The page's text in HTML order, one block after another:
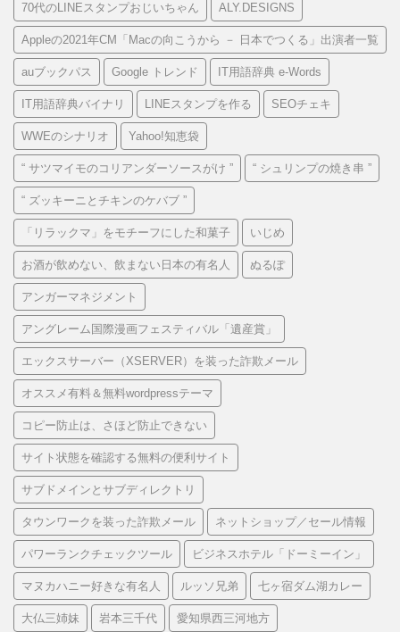
70代のLINEスタンプおじいちゃん ALY.DESIGNS
Appleの2021年CM「Macの向こうから － 日本でつくる」出演者一覧
auブックパス Google トレンド IT用語辞典 e-Words
IT用語辞典バイナリ LINEスタンプを作る SEOチェキ
WWEのシナリオ Yahoo!知恵袋
“ サツマイモのコリアンダーソースがけ ” “ シュリンプの焼き串 ”
“ ズッキーニとチキンのケバブ ”
「リラックマ」をモチーフにした和菓子 いじめ
お酒が飲めない、飲まない日本の有名人 ぬるぽ
アンガーマネジメント
アングレーム国際漫画フェスティバル「遺産賞」
エックスサーバー（XSERVER）を装った詐欺メール
オススメ有料＆無料wordpressテーマ
コピー防止は、さほど防止できない
サイト状態を確認する無料の便利サイト
サブドメインとサブディレクトリ
タウンワークを装った詐欺メール ネットショップ／セール情報
パワーランクチェックツール ビジネスホテル「ドーミーイン」
マヌカハニー好きな有名人 ルッソ兄弟 七ヶ宿ダム湖カレー
大仏三姉妹 岩本三千代 愛知県西三河地方